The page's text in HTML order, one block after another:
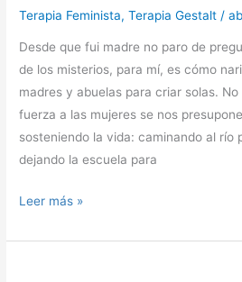
Terapia Feminista,Terapia Gestalt /
Desde que fui madre no paro de
de los misterios, para mí, es cómo
madres y abuelas para criar solas.
fuerza a las mujeres se nos
sosteniendo la vida: caminando al río
dejando la escuela para
mi
experiencia
Leer más »